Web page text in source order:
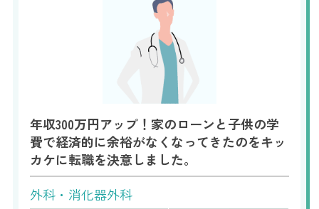
年収300万円アップ！家のローンと子供の学
費で経済的に余裕がなくなってきたのをキッ
カケに転職を決意しました。
外科・消化器外科